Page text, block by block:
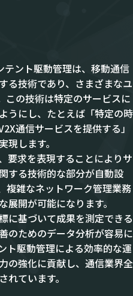
ント駆動管理は、移動通信
る技術であり、さまざまなユ
この技術は特定のサービスに
うにし、たとえば「特定の時
通信サービスを提供する」
現します。
要求を表現することによりサ
する技術的な部分が自動設
複雑なネットワーク管理業務
開が可能になります。
に基づいて成果を測定できる
のためのデータ分析が容易に
ト駆動管理による効率的な運
の強化に貢献し、通信業界全
ています。